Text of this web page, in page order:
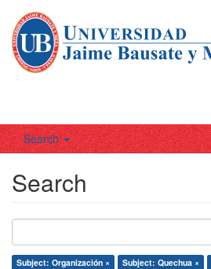
Search
Search
Subject: Organización × Subject: Quechua ×